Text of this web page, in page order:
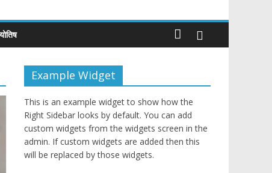
Example Widget
This is an example widget to show how the
Right Sidebar looks by default. You can add
custom widgets from the widgets screen in the
admin. If custom widgets are added then this
will be replaced by those widgets.